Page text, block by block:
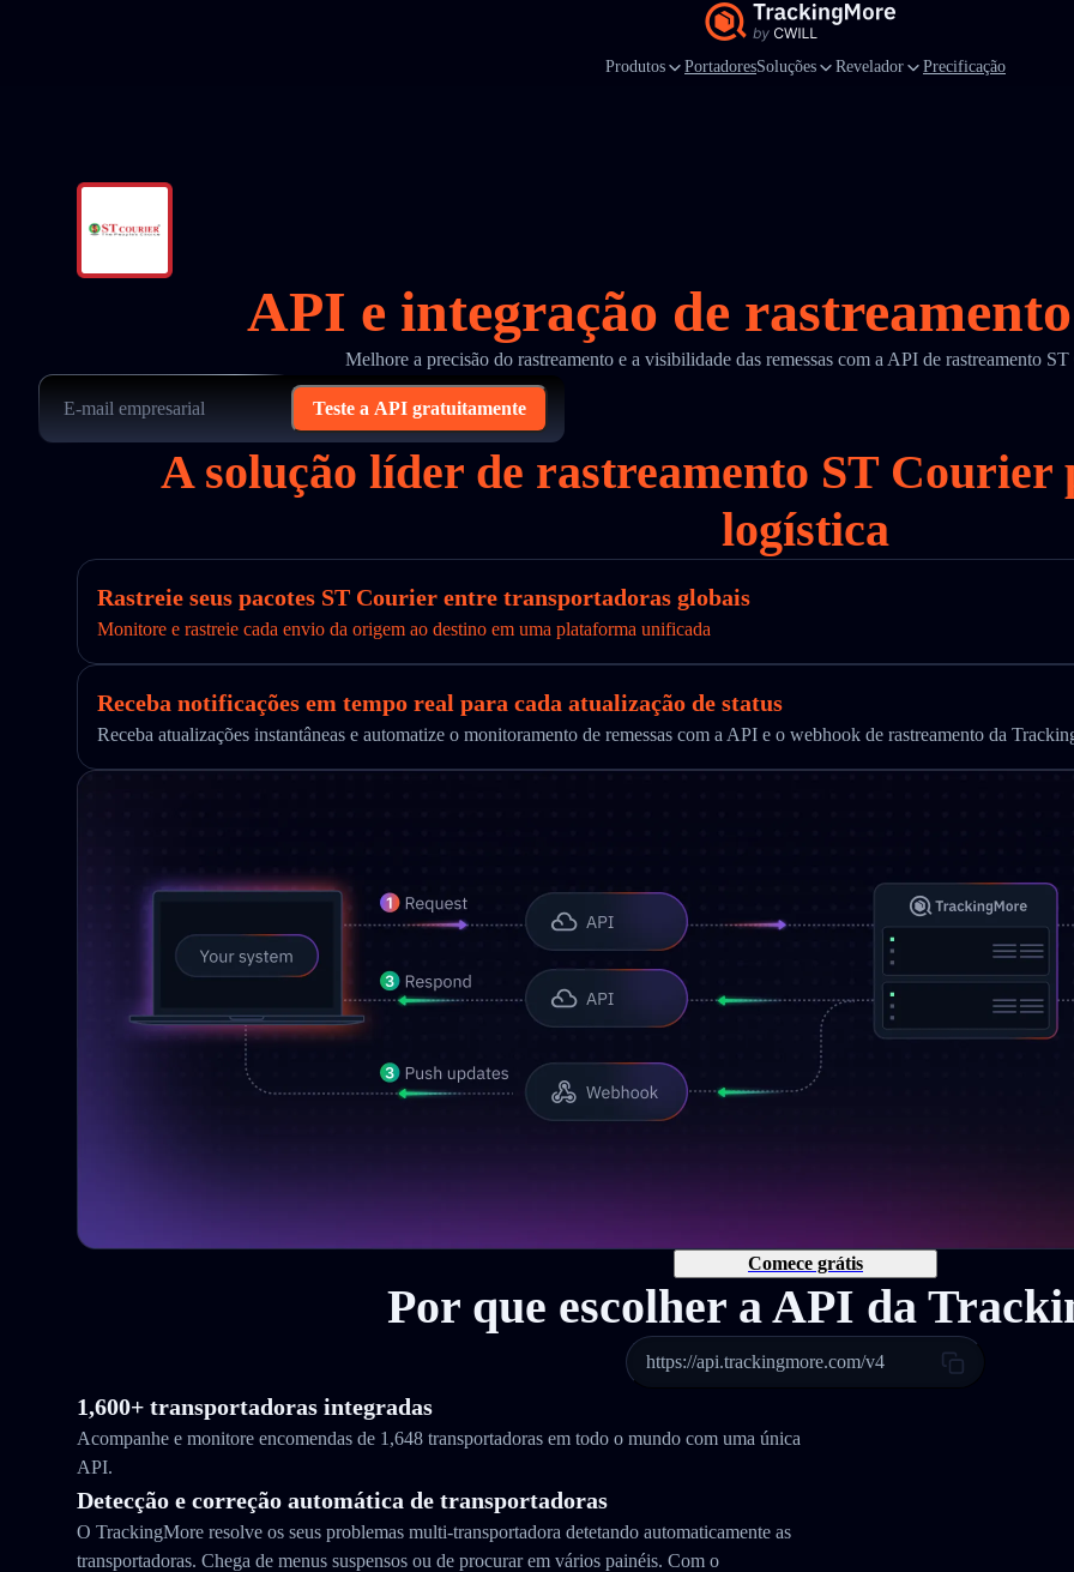
Produtos PortadoresSoluções Revelador Precificação
API e integração de
Melhore a precisão do rastreamento e a visibilidade das remessas com a API de rastreamento
Teste a API gratuitamente
A solução líder de rastreamento ST Courier
logística
Rastreie seus pacotes ST Courier entre transportadoras globais
Monitore e rastreie cada envio da origem ao destino em uma plataforma unificada
Receba notificações em tempo real para cada atualização de status
Receba atualizações instantâneas e automatize o monitoramento de remessas com a API e o webhook de rastreamento da
Comece grátis
Por que escolher a API da
https://api.trackingmore.com/v4
1,600+ transportadoras integradas
Acompanhe e monitore encomendas de 1,648 transportadoras em todo o mundo com uma única
API.
Detecção e correção automática de transportadoras
O TrackingMore resolve os seus problemas multi-transportadora detetando automaticamente as
transportadoras. Chega de menus suspensos ou de procurar em vários painéis. Com o